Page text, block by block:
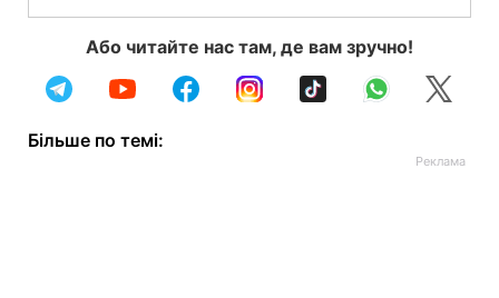
Або читайте нас там, де вам зручно!
Більше по темі: